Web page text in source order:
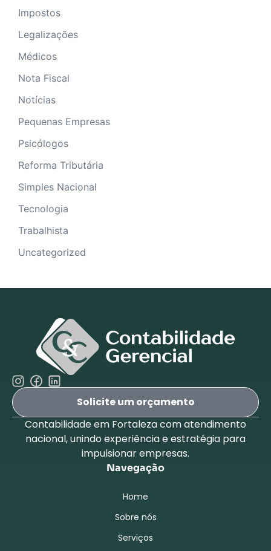
Impostos
Legalizações
Médicos
Nota Fiscal
Notícias
Pequenas Empresas
Psicólogos
Reforma Tributária
Simples Nacional
Tecnologia
Trabalhista
Uncategorized
Solicite um orçamento
Contabilidade em Fortaleza com atendimento
nacional, unindo experiência e estratégia para
impulsionar empresas.
Navegação
Home
Sobre nós
Serviços